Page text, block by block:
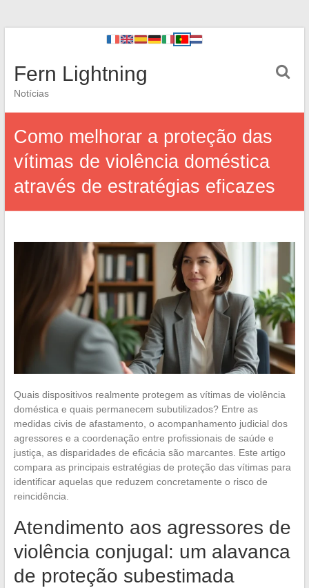
Fern Lightning
Notícias
Como melhorar a proteção das
vítimas de violência doméstica
através de estratégias eficazes
Quais dispositivos realmente protegem as vítimas de violência
doméstica e quais permanecem subutilizados? Entre as
medidas civis de afastamento, o acompanhamento judicial dos
agressores e a coordenação entre profissionais de saúde e
justiça, as disparidades de eficácia são marcantes. Este artigo
compara as principais estratégias de proteção das vítimas para
identificar aquelas que reduzem concretamente o risco de
reincidência.
Atendimento aos agressores de
violência conjugal: um alavanca
de proteção subestimada